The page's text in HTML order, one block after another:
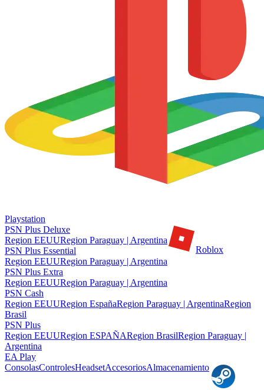
Playstation
PSN Plus Deluxe
Region EEUURegion Paraguay | Argentina
PSN Plus Essential
Region EEUURegion Paraguay | Argentina
PSN Plus Extra
Region EEUURegion Paraguay | Argentina
PSN Cash
Region EEUURegion EspañaRegion Paraguay | ArgentinaRegion
Brasil
PSN Plus
Region EEUURegion ESPAÑARegion BrasilRegion Paraguay |
Argentina
EA Play
ConsolasControlesHeadsetAccesoriosAlmacenamiento
Roblox